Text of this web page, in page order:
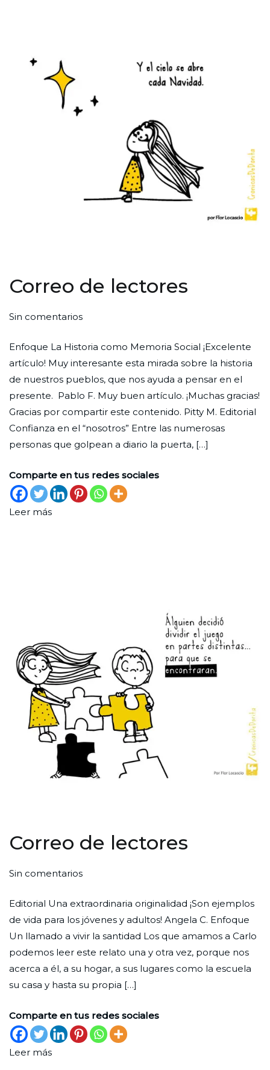
Correo de lectores
Por
Ciudad
Nueva
Publicada
29
de
noviembre
de
2025
Publicada
Lectores
Sin comentariosen
de
lectores
Enfoque La Historia como Memoria Social ¡Excelente
artículo! Muy interesante esta mirada sobre la historia
de nuestros pueblos, que nos ayuda a pensar en el
presente. Pablo F. Muy buen artículo. ¡Muchas gracias!
Gracias por compartir este contenido. Pitty M. Editorial
Confianza en el “nosotros” Entre las numerosas
personas que golpean a diario la puerta, […]
Comparte en tus redes sociales
Leer más
Correo de lectores
Por
Ciudad
Nueva
Publicada
31
de
octubre
de
2025
Publicada
Lectores
Sin comentariosen
de
lectores
Editorial Una extraordinaria originalidad ¡Son ejemplos
de vida para los jóvenes y adultos! Angela C. Enfoque
Un llamado a vivir la santidad Los que amamos a Carlo
podemos leer este relato una y otra vez, porque nos
acerca a él, a su hogar, a sus lugares como la escuela
su casa y hasta su propia […]
Comparte en tus redes sociales
Leer más